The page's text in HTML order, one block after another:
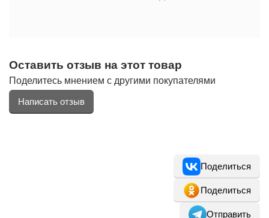
Оставить отзыв на этот товар
Поделитесь мнением с другими покупателями
Написать отзыв
Поделиться
Поделиться
Отправить